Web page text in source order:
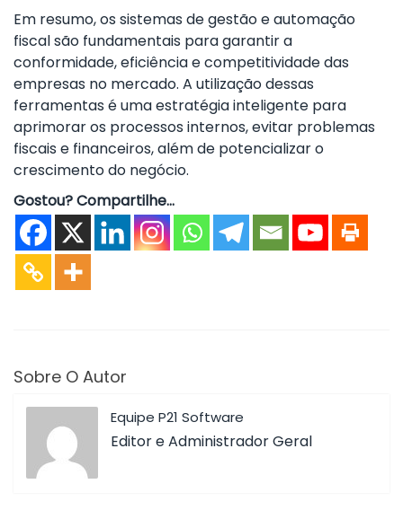
Em resumo, os sistemas de gestão e automação
fiscal são fundamentais para garantir a
conformidade, eficiência e competitividade das
empresas no mercado. A utilização dessas
ferramentas é uma estratégia inteligente para
aprimorar os processos internos, evitar problemas
fiscais e financeiros, além de potencializar o
crescimento do negócio.
Gostou? Compartilhe...
Sobre O Autor
Equipe P21 Software
Editor e Administrador Geral